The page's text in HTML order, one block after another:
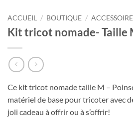
ACCUEIL / BOUTIQUE /
Kit tricot nomade- Taille
Ce kit tricot nomade taille M –
matériel de base pour tricoter avec
joli cadeau à offrir ou à s’offrir!